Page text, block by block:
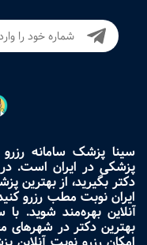
سینا پزشک سامانه
پزشکی در ایران است.
دکتر بگیرید، از
ایران نوبت مطب رزرو
آنلاین بهره‌مند شوید.
بهترین دکتر در